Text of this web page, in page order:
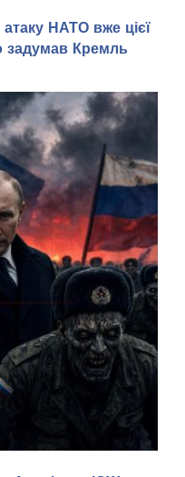
НАТО вже цієї
задумав Кремль
військову